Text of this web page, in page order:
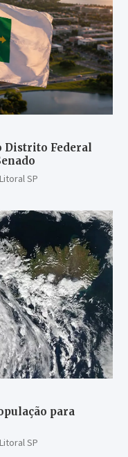
Distrito Federal
SP
para
SP